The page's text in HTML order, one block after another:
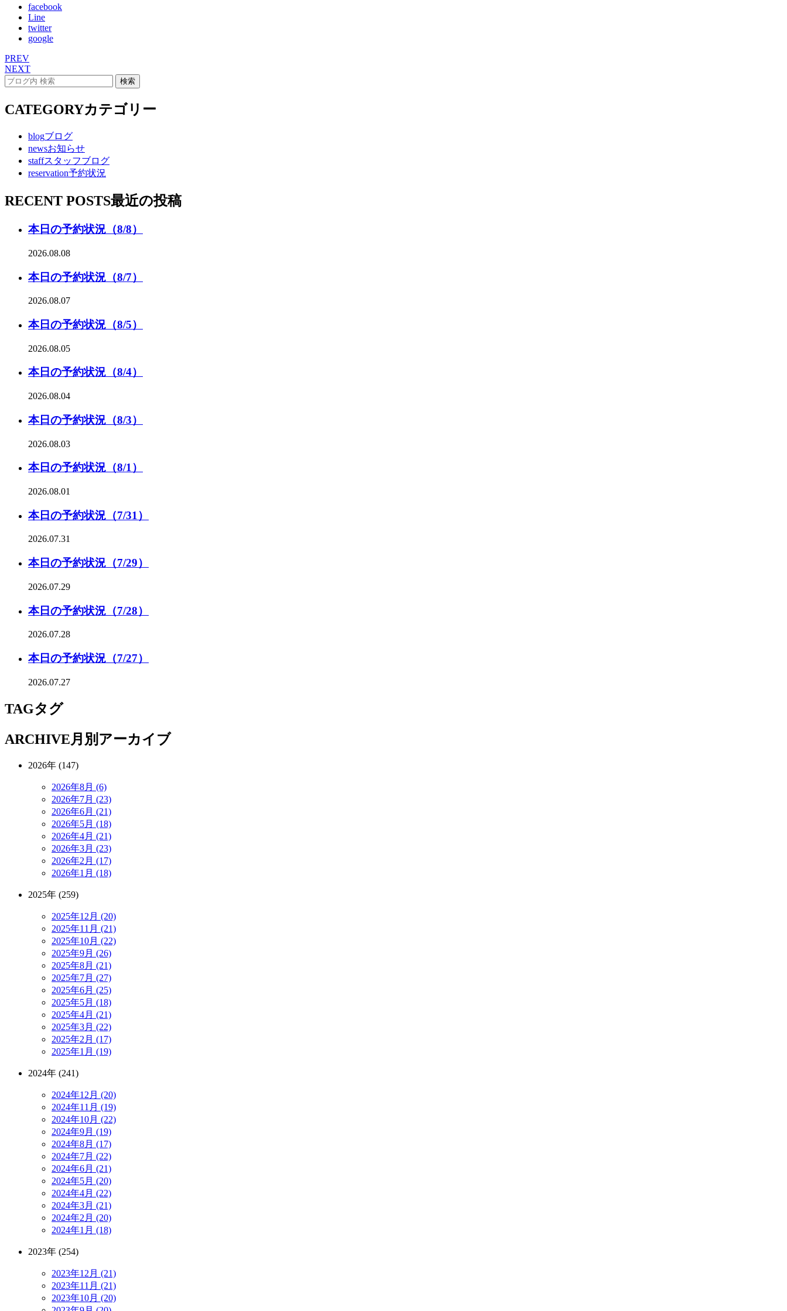
facebook
Line
twitter
google
PREV
NEXT
CATEGORYカテゴリー
blogブログ
newsお知らせ
staffスタッフブログ
reservation予約状況
RECENT POSTS最近の投稿
本日の予約状況（8/8）
2026.08.08
本日の予約状況（8/7）
2026.08.07
本日の予約状況（8/5）
2026.08.05
本日の予約状況（8/4）
2026.08.04
本日の予約状況（8/3）
2026.08.03
本日の予約状況（8/1）
2026.08.01
本日の予約状況（7/31）
2026.07.31
本日の予約状況（7/29）
2026.07.29
本日の予約状況（7/28）
2026.07.28
本日の予約状況（7/27）
2026.07.27
TAGタグ
ARCHIVE月別アーカイブ
2026年 (147)
2026年8月 (6)
2026年7月 (23)
2026年6月 (21)
2026年5月 (18)
2026年4月 (21)
2026年3月 (23)
2026年2月 (17)
2026年1月 (18)
2025年 (259)
2025年12月 (20)
2025年11月 (21)
2025年10月 (22)
2025年9月 (26)
2025年8月 (21)
2025年7月 (27)
2025年6月 (25)
2025年5月 (18)
2025年4月 (21)
2025年3月 (22)
2025年2月 (17)
2025年1月 (19)
2024年 (241)
2024年12月 (20)
2024年11月 (19)
2024年10月 (22)
2024年9月 (19)
2024年8月 (17)
2024年7月 (22)
2024年6月 (21)
2024年5月 (20)
2024年4月 (22)
2024年3月 (21)
2024年2月 (20)
2024年1月 (18)
2023年 (254)
2023年12月 (21)
2023年11月 (21)
2023年10月 (20)